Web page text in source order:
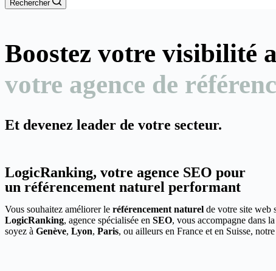
Rechercher
Boostez votre visibilité
votre agence de
Et devenez leader de votre secteur.
LogicRanking, votre agence SEO pour
un référencement naturel performant
Vous souhaitez améliorer le référencement naturel de votre site web
LogicRanking, agence spécialisée en SEO, vous accompagne dans
soyez à Genève, Lyon, Paris, ou ailleurs en France et en Suisse,